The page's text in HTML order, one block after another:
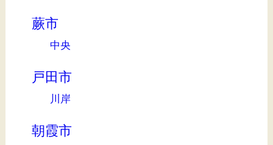
蕨市
中央
戸田市
川岸
朝霞市